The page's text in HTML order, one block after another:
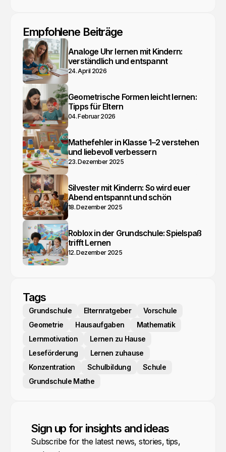
Empfohlene Beiträge
Analoge Uhr lernen mit Kindern:
verständlich und entspannt
24. April 2026
Geometrische Formen leicht lernen:
Tipps für Eltern
04. Februar 2026
Mathefehler in Klasse 1–2 verstehen
und liebevoll verbessern
23. Dezember 2025
Silvester mit Kindern: So wird euer
Abend entspannt und schön
18. Dezember 2025
Roblox in der Grundschule: Spielspaß
trifft Lernen
12. Dezember 2025
Tags
Grundschule Elternratgeber
Vorschule
Geometrie
Hausaufgaben
Mathematik
Lernmotivation
Lernen zu Hause
Leseförderung
Lernen zuhause
Konzentration
Schulbildung
Schule
Grundschule Mathe
Sign up for insights and ideas
Subscribe for the latest news, stories, tips,